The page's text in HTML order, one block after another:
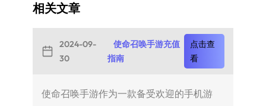
相关文章
2024-09-
30
使命召唤手游充值
指南
点击查
看
使命召唤手游作为一款备受欢迎的手机游